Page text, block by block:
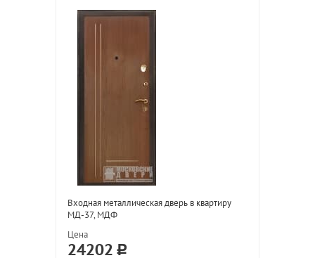
Входная металлическая дверь в квартиру
МД-37, МДФ
Цена
24202